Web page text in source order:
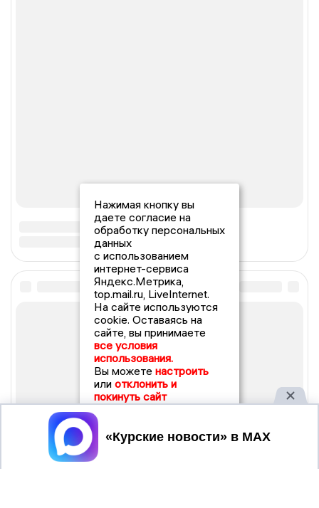
Нажимая кнопку вы
даете согласие на
обработку персональных
данных
с использованием
интернет-сервиса
Яндекс.Метрика,
top.mail.ru, LiveInternet.
На сайте используются
cookie. Оставаясь на
сайте, вы принимаете
все условия
использования.
Вы можете настроить
или отклонить и
покинуть сайт
Принять